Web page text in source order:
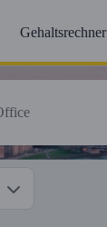
Gehaltsrechner